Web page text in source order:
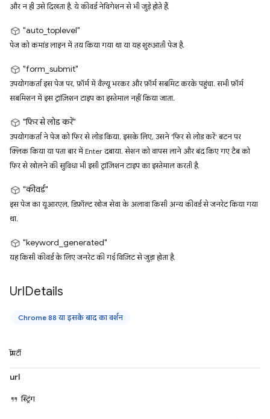
और न ही उसे दिखता है. ये कीवर्ड नेविगेशन से भी जुड़े होते हैं.
"auto_toplevel"
पेज को कमांड लाइन में तय किया गया था या यह शुरुआती पेज है.
"form_submit"
उपयोगकर्ता इस पेज पर, फ़ॉर्म में वैल्यू भरकर और फ़ॉर्म सबमिट करके पहुंचा. सभी फ़ॉर्म
सबमिशन में इस ट्रांज़िशन टाइप का इस्तेमाल नहीं किया जाता.
"फिर से लोड करें"
उपयोगकर्ता ने पेज को फिर से लोड किया. इसके लिए, उसने 'फिर से लोड करें' बटन पर
क्लिक किया या पता बार में Enter दबाया. सेशन को वापस लाने और बंद किए गए टैब को
फिर से खोलने की सुविधा भी इसी ट्रांज़िशन टाइप का इस्तेमाल करती है.
"कीवर्ड"
इस पेज का यूआरएल, डिफ़ॉल्ट खोज सेवा के अलावा किसी अन्य कीवर्ड से जनरेट किया गया
था.
"keyword_generated"
यह किसी कीवर्ड के लिए जनरेट की गई विज़िट से जुड़ा होता है.
UrlDetails
Chrome 88 या इसके बाद का वर्शन
प्रॉपर्टी
url
स्ट्रिंग